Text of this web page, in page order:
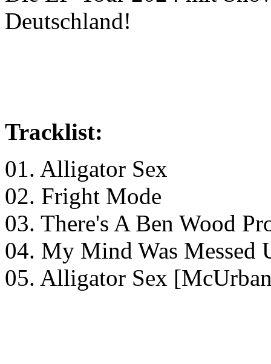
Deutschland!
Tracklist:
01. Alligator Sex
02. Fright Mode
03. There's A Ben Wood
04. My Mind Was Messed
05. Alligator Sex